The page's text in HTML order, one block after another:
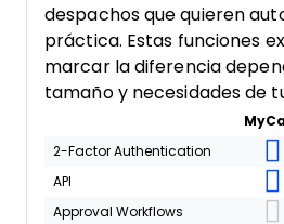
despachos que quieren
práctica. Estas funciones
marcar la diferencia
tamaño y necesidades de
2-Factor Authentication
API
Approval Workflows